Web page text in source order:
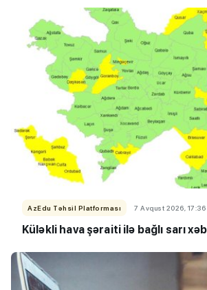
AzEdu Təhsil Platforması 7 Avqust 2026, 17:36
Küləkli hava şəraiti ilə bağlı sarı